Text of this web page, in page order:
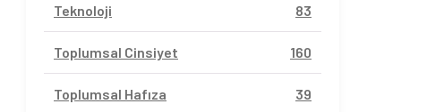
Teknoloji 83
Toplumsal Cinsiyet 160
Toplumsal Hafıza 39